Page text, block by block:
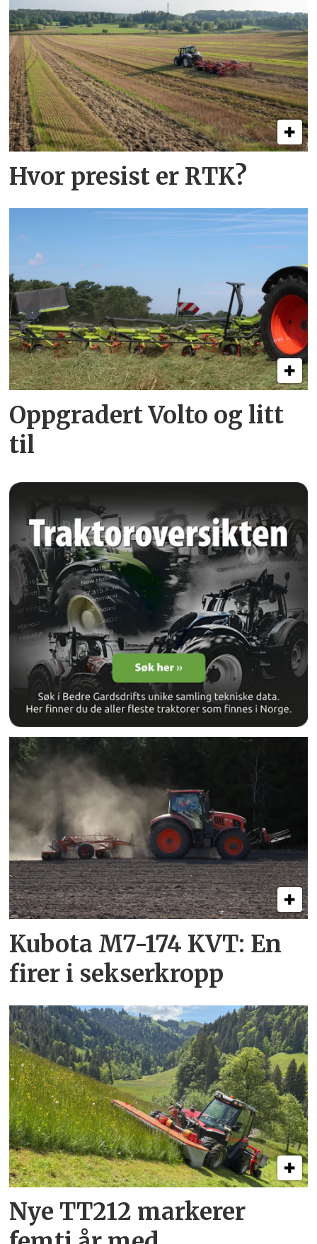
Hvor presist er RTK?
Oppgradert Volto og litt
til
Kubota M7-174 KVT: En
firer i sekserkropp
Nye TT212 markerer